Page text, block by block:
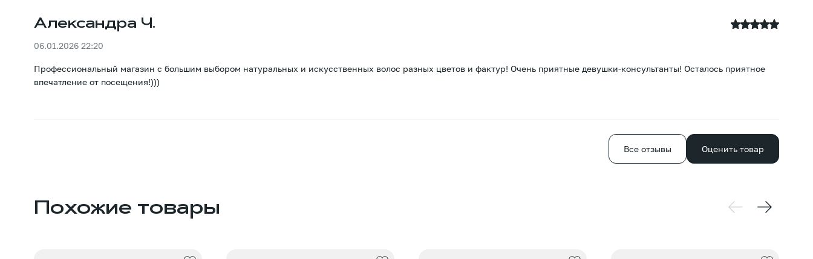
Александра Ч.
06.01.2026 22:20
Профессиональный магазин с большим выбором натуральных и искусственных волос разных цветов и фактур! Очень приятные девушки-консультанты! Осталось приятное
впечатление от посещения!)))
Все отзывы Оценить товар
Похожие товары